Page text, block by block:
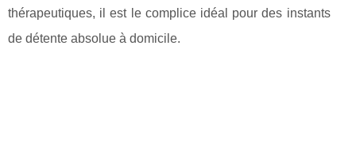
thérapeutiques, il est le complice idéal pour des instants
de détente absolue à domicile.